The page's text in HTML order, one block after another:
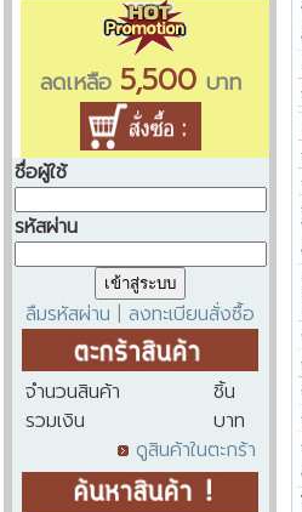
ลดเหลือ 5,500บาท
ชื่อผู้ใช้
รหัสผ่าน
ลืมรหัสผ่าน ลงทะเบียนสั่งซื้อ
จำนวนสินค้า
ชิ้น
รวมเงิน
บาท
ดูสินค้าในตะกร้า